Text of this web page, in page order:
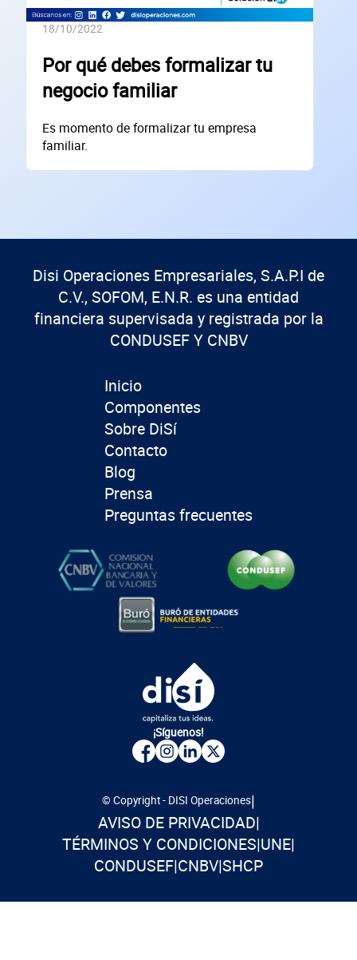
18/10/2022
Por qué debes formalizar tu
negocio familiar
Es momento de formalizar tu empresa
familiar.
Dirección de la empresa: Calle
Inicio
Componentes
Sobre DiSí
Contacto
Blog
Prensa
Preguntas frecuentes
Disi Operaciones Empresariales, S.A.P.I de
C.V., SOFOM, E.N.R. es una entidad
financiera supervisada y registrada por la
CONDUSEF Y CNBV
¡Síguenos!
© Copyright - DISI Operaciones|
AVISO DE PRIVACIDAD|
TÉRMINOS Y CONDICIONES|UNE|
CONDUSEF|CNBV|SHCP